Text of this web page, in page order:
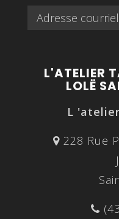
L'ATELIER
LOLË
L
228 Rue